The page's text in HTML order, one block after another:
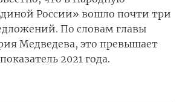
России» вошло почти три
По словам главы
Медведева, это превышает
2021 года.